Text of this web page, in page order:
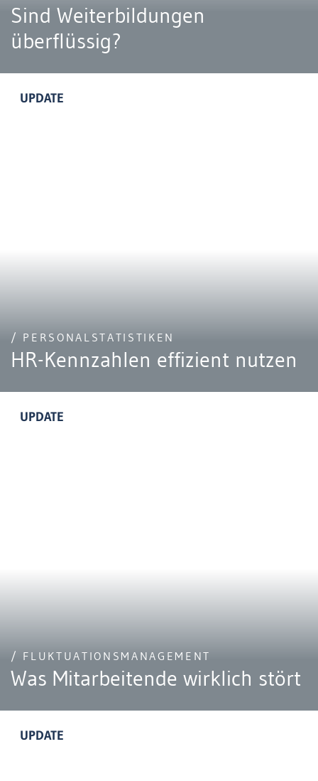
Sind Weiterbildungen
überflüssig?
UPDATE
/ PERSONALSTATISTIKEN
HR-Kennzahlen effizient nutzen
UPDATE
/ FLUKTUATIONSMANAGEMENT
Was Mitarbeitende wirklich stört
UPDATE